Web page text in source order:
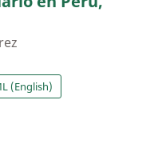
(English)